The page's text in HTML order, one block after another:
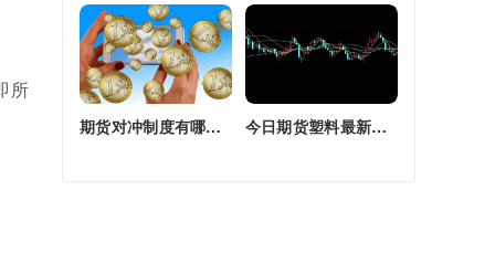
所
期货对冲制度有哪些(期货对冲制度有哪些类型) 今日期货塑料最新价格(今日期货塑料最新价格行情)